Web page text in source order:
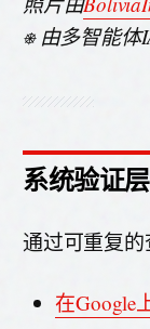
⎈ 由多智能体
系统验证层
通过可重复的
在Google